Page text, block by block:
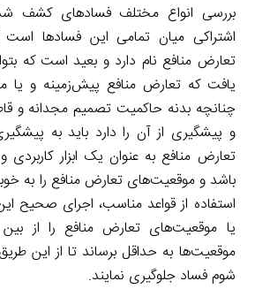
بررسی انواع مختلف فسادهای کشف
اشتراکی میان تمامی این فسادها
تعارض منافع نام دارد و بعید است که
یافت که تعارض منافع پیش‌زمینه و یا
چنانچه بدنه حاکمیت تصمیم مجدانه و
و پیشگیری از آن را دارد باید به
تعارض منافع به عنوان یک ابزار کاربردی
باشد و موقعیت‌های تعارض منافع را به
استفاده از قواعد مناسب، اجرای صحیح
یا موقعیت‌های تعارض منافع را از بین
موقعیت‌ها به حداقل برساند تا از این
شوم فساد جلوگیری نمایند.